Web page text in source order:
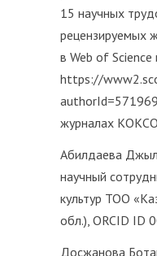
15 научных
рецензируемых
в Web of Science
https://
журналах
Абилдаева
научный
культур ТОО
обл.), ORCID ID
Досжанова